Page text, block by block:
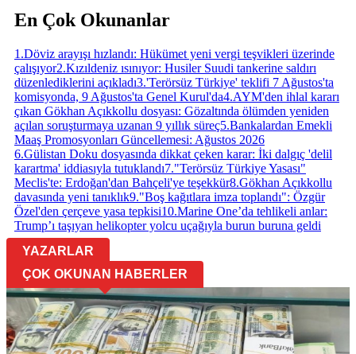
En Çok Okunanlar
1 .Döviz arayışı hızlandı: Hükümet yeni vergi teşvikleri üzerinde
çalışıyor2.Kızıldeniz ısınıyor: Husiler Suudi tankerine saldırı
düzenlediklerini açıkladı3.'Terörsüz Türkiye' teklifi 7 Ağustos'ta
komisyonda, 9 Ağustos'ta Genel Kurul'da4.AYM'den ihlal kararı
çıkan Gökhan Açıkkollu dosyası: Gözaltında ölümden yeniden
açılan soruşturmaya uzanan 9 yıllık süreç5.Bankalardan Emekli
Maaş Promosyonları Güncellemesi: Ağustos 2026
6.Gülistan Doku dosyasında dikkat çeken karar: İki dalgıç 'delil
karartma' iddiasıyla tutuklandı7."Terörsüz Türkiye Yasası"
Meclis'te: Erdoğan'dan Bahçeli'ye teşekkür8.Gökhan Açıkkollu
davasında yeni tanıklık9."Boş kağıtlara imza toplandı": Özgür
Özel'den çerçeve yasa tepkisi10.Marine One’da tehlikeli anlar:
Trump’ı taşıyan helikopter yolcu uçağıyla burun buruna geldi
YAZARLAR
ÇOK OKUNAN HABERLER